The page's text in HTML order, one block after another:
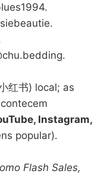
红书) local; as
Instagram,
popular).
Flash Sales,